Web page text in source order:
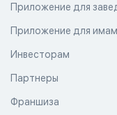
Приложение для
Приложение для
Инвесторам
Партнеры
Франшиза